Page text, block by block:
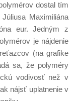
dostal tím
Maximiliána
eur. Jedným z
je nájdenie
(na grafike
sa, že polyméry
vodivosť než v
nájsť uplatnenie v